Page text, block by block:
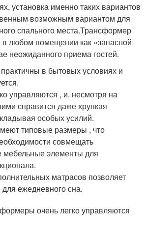
установка именно таких вариантов
возможным вариантом для
спального места.Трансформер
в любом помещении как «запасной
неожиданного приема гостей.
в бытовых условиях и
управляются , и, несмотря на
справится даже хрупкая
особых усилий.
типовые размеры , что
совмещать
мебельные элементы для
матрасов позволяет
для ежедневного сна.
очень легко управляются